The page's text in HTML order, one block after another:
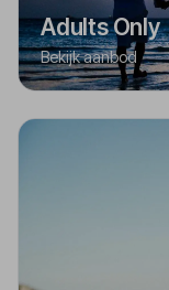
Adults Only
Bekijk aanbod